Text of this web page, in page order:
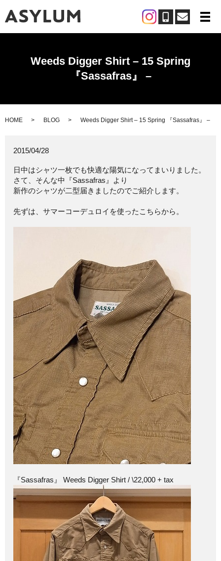
メ
Weeds Digger Shirt – 15 Spring
『Sassafras』 –
HOME BLOG Weeds Digger Shirt – 15 Spring 『Sassafras』 –
2015/04/28
日中はシャツ一枚でも快適な陽気になってまいりました。
さて、そんな中『Sassafras』より
新作のシャツが二型届きましたのでご紹介します。
先ずは、サマーコーデュロイを使ったこちらから。
『Sassafras』 Weeds Digger Shirt / \22,000 + tax